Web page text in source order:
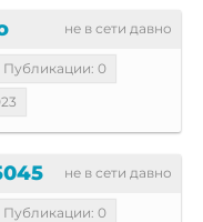
не в сети давно
Публикации: 0
не в сети давно
Публикации: 0